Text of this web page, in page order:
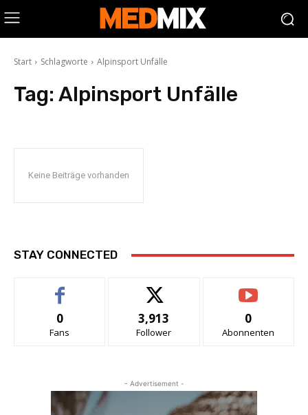
Start Schlagworte Alpinsport Unfälle
Tag: Alpinsport Unfälle
Keine Beiträge vorhanden
STAY CONNECTED
0
Fans
3,913
Follower
0
Abonnenten
- Advertisement -